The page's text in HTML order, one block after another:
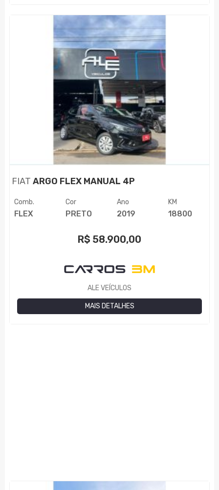
FIAT ARGO FLEX MANUAL 4P
Comb.
FLEX
Cor
PRETO
Ano
2019
KM
18800
R$ 58.900,00
ALE VEÍCULOS
MAIS DETALHES